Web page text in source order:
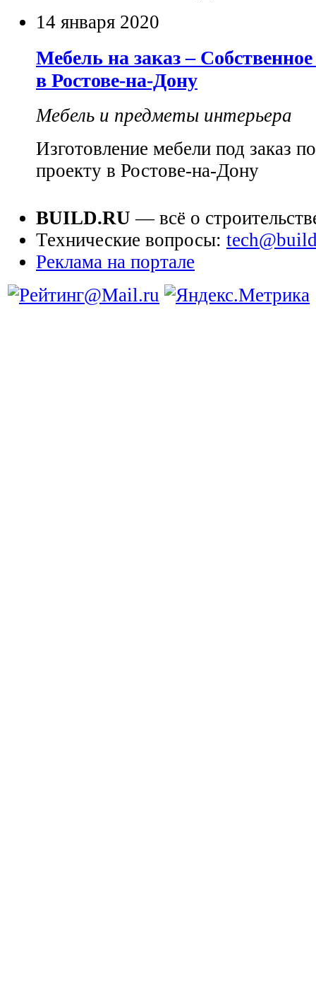
14 января 2020
Мебель на заказ –
в Ростове-на-Дону
Мебель и предметы интерьера
Изготовление мебели под заказ
проекту в Ростове-на-Дону
BUILD.RU — всё о
Технические вопросы:
Реклама на портале